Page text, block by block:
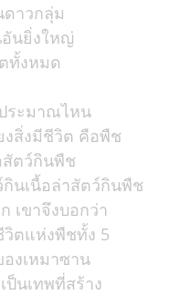
าวกลุ่ม
นยิ่งใหญ่
ทั้งหมด
ระมาณไหน
งสิ่งมีชีวิต คือพืช
สัตว์กินพืช
กินเนื้อล่าสัตว์กินพืช
เขาจึงบอกว่า
วิตแห่งพืชทั้ง 5
งเหมาซาน
ป็นเทพที่สร้าง